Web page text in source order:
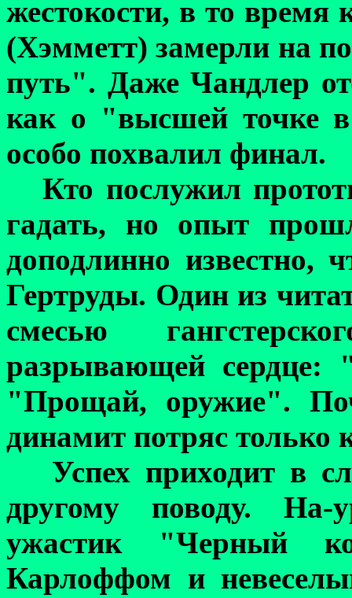
жестокости, в то
(Хэмметт) замерли на
путь". Даже Чандлер
как о "высшей точке
особо похвалил финал.
Кто послужил
гадать, но опыт
доподлинно известно,
Гертруды. Один из
смесью гангстерско
разрывающей сердце:
"Прощай, оружие".
динамит потряс только
Успех приходит в
другому поводу. На-
ужастик "Черный
Карлоффом и